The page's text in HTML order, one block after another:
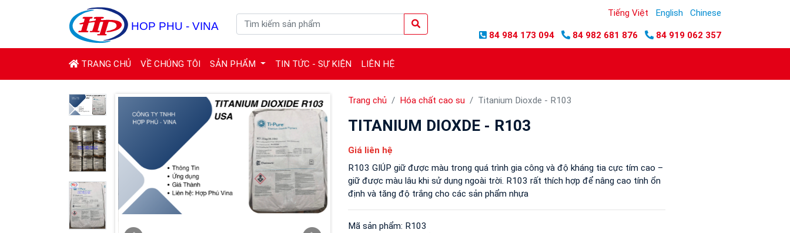
Tiếng Việt English Chinese
84 984 173 094 84 982 681 876 84 919 062 357
TRANG CHỦ(CURRENT)
VỀ CHÚNG TÔI SẢN PHẨM TIN TỨC - SỰ KIỆN LIÊN HỆ
Trang chủ Hóa chất cao su Titanium Dioxde - R103
TITANIUM DIOXDE - R103
Giá liên hệ
R103 GIÚP giữ được màu trong quá trình gia công và độ kháng tia cực tím cao –
giữ được màu lâu khi sử dụng ngoài trời. R103 rất thích hợp để nâng cao tính ổn
định và tăng độ trắng cho các sản phẩm nhựa
Mã sản phẩm: R103